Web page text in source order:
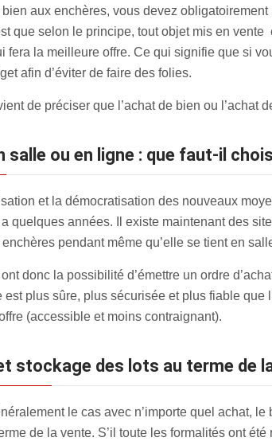
aux enchères, vous devez
que selon le principe, tout objet mis en
fera la meilleure offre. Ce qui signifie que si
afin d’éviter de faire des folies.
de préciser que l’achat de bien ou
salle ou en ligne : que faut-il
et la démocratisation des nouveaux
a quelques années. Il existe maintenant des
pendant même qu’elle se tient en
donc la possibilité d’émettre un ordre
est plus sûre, plus sécurisée et plus fiable
(accessible et moins contraignant).
stockage des lots au terme de
le cas avec n’importe quel achat,
de la vente. S’il toute les formalités ont